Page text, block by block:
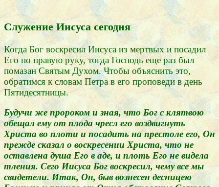
Служение Иисуса сегодня
Когда Бог воскресил Иисуса из мертвых и посадил
Его по правую руку, тогда Господь еще раз был
помазан Святым Духом. Чтобы объяснить это,
обратимся к словам Петра в его проповеди в день
Пятидесятницы.
Будучи же пророком и зная, что Бог с клятвою
обещал ему от плода чресл его воздвигнуть
Христа во плоти и посадить на престоле его, Он
прежде сказал о воскресении Христа, что не
оставлена душа Его в аде, и плоть Его не видела
тления. Сего Иисуса Бог воскресил, чему все мы
свидетели. Итак, Он, быв вознесен десницею